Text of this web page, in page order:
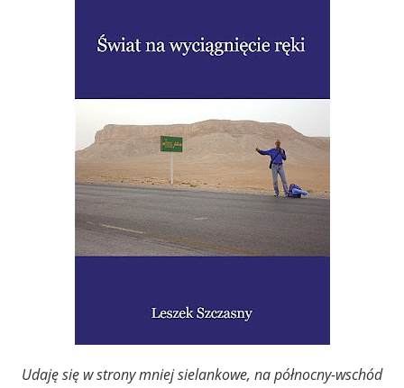
Udaję się w strony mniej sielankowe, na północny-wschód